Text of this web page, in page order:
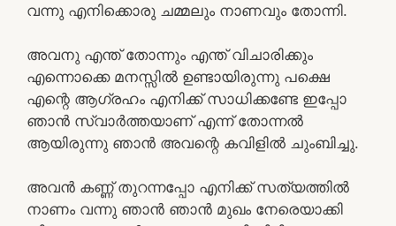
വന്നു എനിക്കൊരു ചമ്മലും നാണവും തോന്നി.
അവനു എന്ത് തോന്നും എന്ത് വിചാരിക്കും
എന്നൊക്കെ മനസ്സിൽ ഉണ്ടായിരുന്നു പക്ഷെ
എന്റെ ആഗ്രഹം എനിക്ക് സാധിക്കണ്ടേ ഇപ്പോ
ഞാൻ സ്വാർത്തയാണ് എന്ന് തോന്നൽ
ആയിരുന്നു ഞാൻ അവന്റെ കവിളിൽ ചുംബിച്ചു.
അവൻ കണ്ണ് തുറന്നപ്പോ എനിക്ക് സത്യത്തിൽ
നാണം വന്നു ഞാൻ ഞാൻ മുഖം നേരെയാക്കി